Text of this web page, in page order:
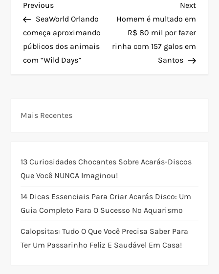
N
a
v
a
ã
o
d
e
Previous
Post
Previous
SeaWorld Orlando
começa aproximando
públicos dos animais
com “Wild Days”
Next
Post
Next
Homem é multado em
R$ 80 mil por fazer
rinha com 157 galos em
Santos
Mais Recentes
13 Curiosidades Chocantes Sobre Acarás-Discos
Que Você NUNCA Imaginou!
14 Dicas Essenciais Para Criar Acarás Disco: Um
Guia Completo Para O Sucesso No Aquarismo
Calopsitas: Tudo O Que Você Precisa Saber Para
Ter Um Passarinho Feliz E Saudável Em Casa!